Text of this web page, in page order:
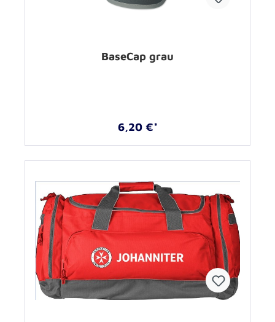
BaseCap grau
6,20 €*